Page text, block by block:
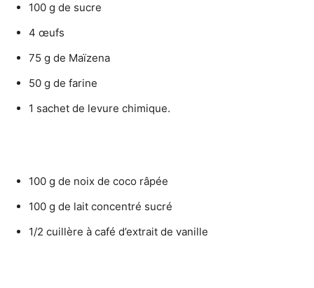
100 g de sucre
4 œufs
75 g de Maïzena
50 g de farine
1 sachet de levure chimique.
100 g de noix de coco râpée
100 g de lait concentré sucré
1/2 cuillère à café d’extrait de vanille